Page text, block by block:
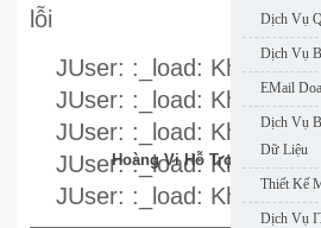
Dịch Vụ
Dịch Vụ
EMail
Dịch Vụ
Dữ Liệu
Thiết Kế
Dịch Vụ
lỗi
JUser: :_load: Không
JUser: :_load: Không
JUser: :_load: Không
JUser: :_load: Không
JUser: :_load: Không
Hoàng Vi Hỗ Trợ Nhanh